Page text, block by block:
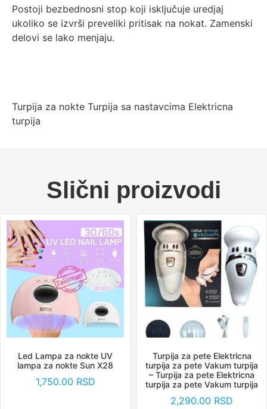
Postoji bezbednosni stop koji isključuje uredjaj
ukoliko se izvrši preveliki pritisak na nokat. Zamenski
delovi se lako menjaju.
Turpija za nokte Turpija sa nastavcima Elektricna
turpija
Slični proizvodi
Led Lampa za nokte UV
lampa za nokte Sun X28
1,750.00 RSD
Turpija za pete Elektricna
turpija za pete Vakum turpija
– Turpija za pete Elektricna
turpija za pete Vakum turpija
2,290.00 RSD